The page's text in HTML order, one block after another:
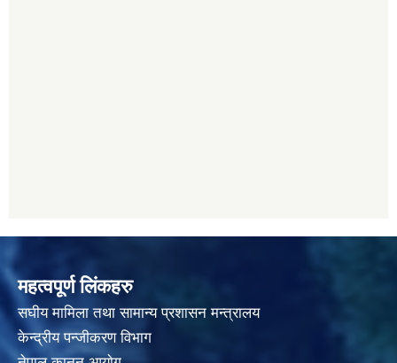
महत्वपूर्ण लिंकहरु
स‌घीय मामिला तथा सामान्य प्रशासन मन्त्रालय
केन्द्रीय पन्जीकरण विभाग